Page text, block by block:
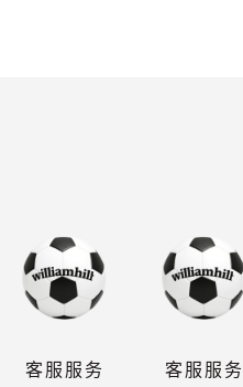
客服服务 客服服务